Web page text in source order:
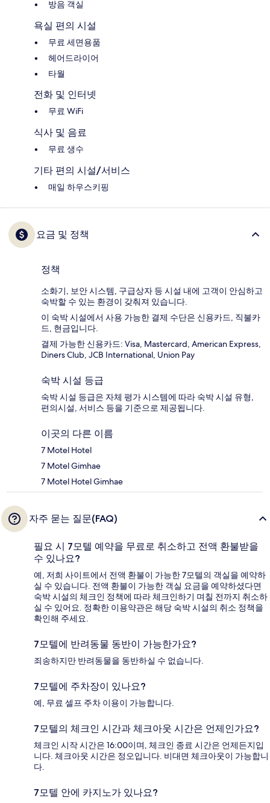
방음 객실
욕실 편의 시설
무료 세면용품
헤어드라이어
타월
전화 및 인터넷
무료 WiFi
식사 및 음료
무료 생수
기타 편의 시설/서비스
매일 하우스키핑
요금 및 정책
정책
소화기, 보안 시스템, 구급상자 등 시설 내에 고객이 안심하고
숙박할 수 있는 환경이 갖춰져 있습니다.
이 숙박 시설에서 사용 가능한 결제 수단은 신용카드, 직불카
드, 현금입니다.
결제 가능한 신용카드: Visa, Mastercard, American Express,
Diners Club, JCB International, Union Pay
숙박 시설 등급
숙박 시설 등급은 자체 평가 시스템에 따라 숙박 시설 유형,
편의시설, 서비스 등을 기준으로 제공됩니다.
이곳의 다른 이름
7 Motel Hotel
7 Motel Gimhae
7 Motel Hotel Gimhae
자주 묻는 질문(FAQ)
필요 시 7모텔 예약을 무료로 취소하고 전액 환불받을
수 있나요?
예, 저희 사이트에서 전액 환불이 가능한 7모텔의 객실을 예약하
실 수 있습니다. 전액 환불이 가능한 객실 요금을 예약하셨다면
숙박 시설의 체크인 정책에 따라 체크인하기 며칠 전까지 취소하
실 수 있어요. 정확한 이용약관은 해당 숙박 시설의 취소 정책을
확인해 주세요.
7모텔에 반려동물 동반이 가능한가요?
죄송하지만 반려동물을 동반하실 수 없습니다.
7모텔에 주차장이 있나요?
예, 무료 셀프 주차 이용이 가능합니다.
7모텔의 체크인 시간과 체크아웃 시간은 언제인가요?
체크인 시작 시간은 16:00이며, 체크인 종료 시간은 언제든지입
니다. 체크아웃 시간은 정오입니다. 비대면 체크아웃이 가능합니
다.
7모텔 안에 카지노가 있나요?